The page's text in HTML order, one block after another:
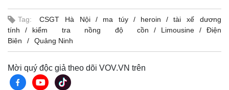
Tag: CSGT Hà Nội ma túy heroin
tài xế dương
tính
kiểm tra nồng độ cồn Limousine
Điện
Biên
Quảng Ninh
Mời quý độc giả theo dõi VOV.VN trên